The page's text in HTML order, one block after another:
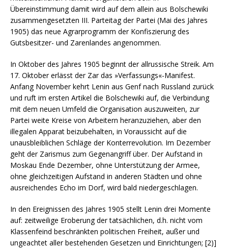
Übereinstimmung damit wird auf dem allein aus Bolschewiki
zusammengesetzten III. Parteitag der Partei (Mai des Jahres
1905) das neue Agrarprogramm der Konfiszierung des
Gutsbesitzer- und Zarenlandes angenommen.
In Oktober des Jahres 1905 beginnt der allrussische Streik. Am
17. Oktober erlässt der Zar das »Verfassungs«-Manifest.
Anfang November kehrt Lenin aus Genf nach Russland zurück
und ruft im ersten Artikel die Bolschewiki auf, die Verbindung
mit dem neuen Umfeld die Organisation auszuweiten, zur
Partei weite Kreise von Arbeitern heranzuziehen, aber den
illegalen Apparat beizubehalten, in Voraussicht auf die
unausbleiblichen Schläge der Konterrevolution. Im Dezember
geht der Zarismus zum Gegenangriff über. Der Aufstand in
Moskau Ende Dezember, ohne Unterstützung der Armee,
ohne gleichzeitigen Aufstand in anderen Städten und ohne
ausreichendes Echo im Dorf, wird bald niedergeschlagen.
In den Ereignissen des Jahres 1905 stellt Lenin drei Momente
auf: zeitweilige Eroberung der tatsächlichen, d.h. nicht vom
Klassenfeind beschränkten politischen Freiheit, außer und
ungeachtet aller bestehenden Gesetzen und Einrichtungen; [2)]